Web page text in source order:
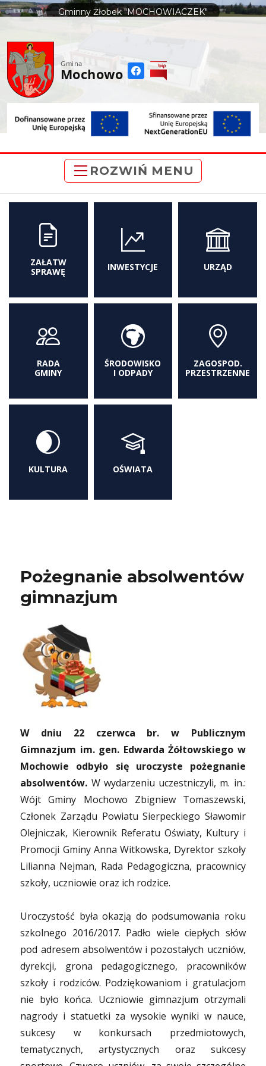
treści
Gminny Żłobek "MOCHOWIACZEK"
Gmina
Mochowo
ROZWIŃ MENU
ZAŁATW
SPRAWĘ
INWESTYCJE URZĄD
RADA
GMINY
ŚRODOWISKO
I ODPADY
ZAGOSPOD.
PRZESTRZENNE
KULTURA OŚWIATA
Pożegnanie absolwentów
gimnazjum
W dniu 22 czerwca br. w Publicznym
Gimnazjum im. gen. Edwarda Żółtowskiego w
Mochowie odbyło się uroczyste pożegnanie
absolwentów. W wydarzeniu uczestniczyli, m. in.:
Wójt Gminy Mochowo Zbigniew Tomaszewski,
Członek Zarządu Powiatu Sierpeckiego Sławomir
Olejniczak, Kierownik Referatu Oświaty, Kultury i
Promocji Gminy Anna Witkowska, Dyrektor szkoły
Lilianna Nejman, Rada Pedagogiczna, pracownicy
szkoły, uczniowie oraz ich rodzice.
Uroczystość była okazją do podsumowania roku
szkolnego 2016/2017. Padło wiele ciepłych słów
pod adresem absolwentów i pozostałych uczniów,
dyrekcji, grona pedagogicznego, pracowników
szkoły i rodziców. Podziękowaniom i gratulacjom
nie było końca. Uczniowie gimnazjum otrzymali
nagrody i statuetki za wysokie wyniki w nauce,
sukcesy w konkursach przedmiotowych,
tematycznych, artystycznych oraz sukcesy